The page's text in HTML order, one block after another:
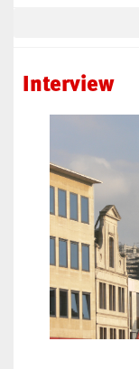
Interview